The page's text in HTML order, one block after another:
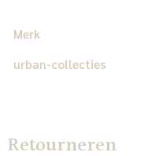
Merk
urban-collecties
Retourneren